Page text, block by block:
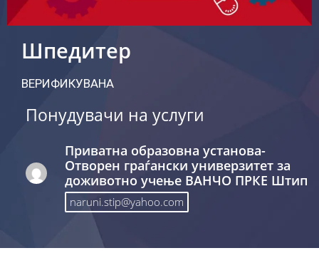
Шпедитер
ВЕРИФИКУВАНА
Понудувачи на услуги
Приватна образовна установа-
Отворен граѓански универзитет за
доживотно учење ВАНЧО ПРКЕ Штип
naruni.stip@yahoo.com